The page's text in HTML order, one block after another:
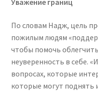
По словам Надж, цель
пожилым людям
чтобы помочь
неуверенность в себе.
вопросах, которые
которые могут поднять